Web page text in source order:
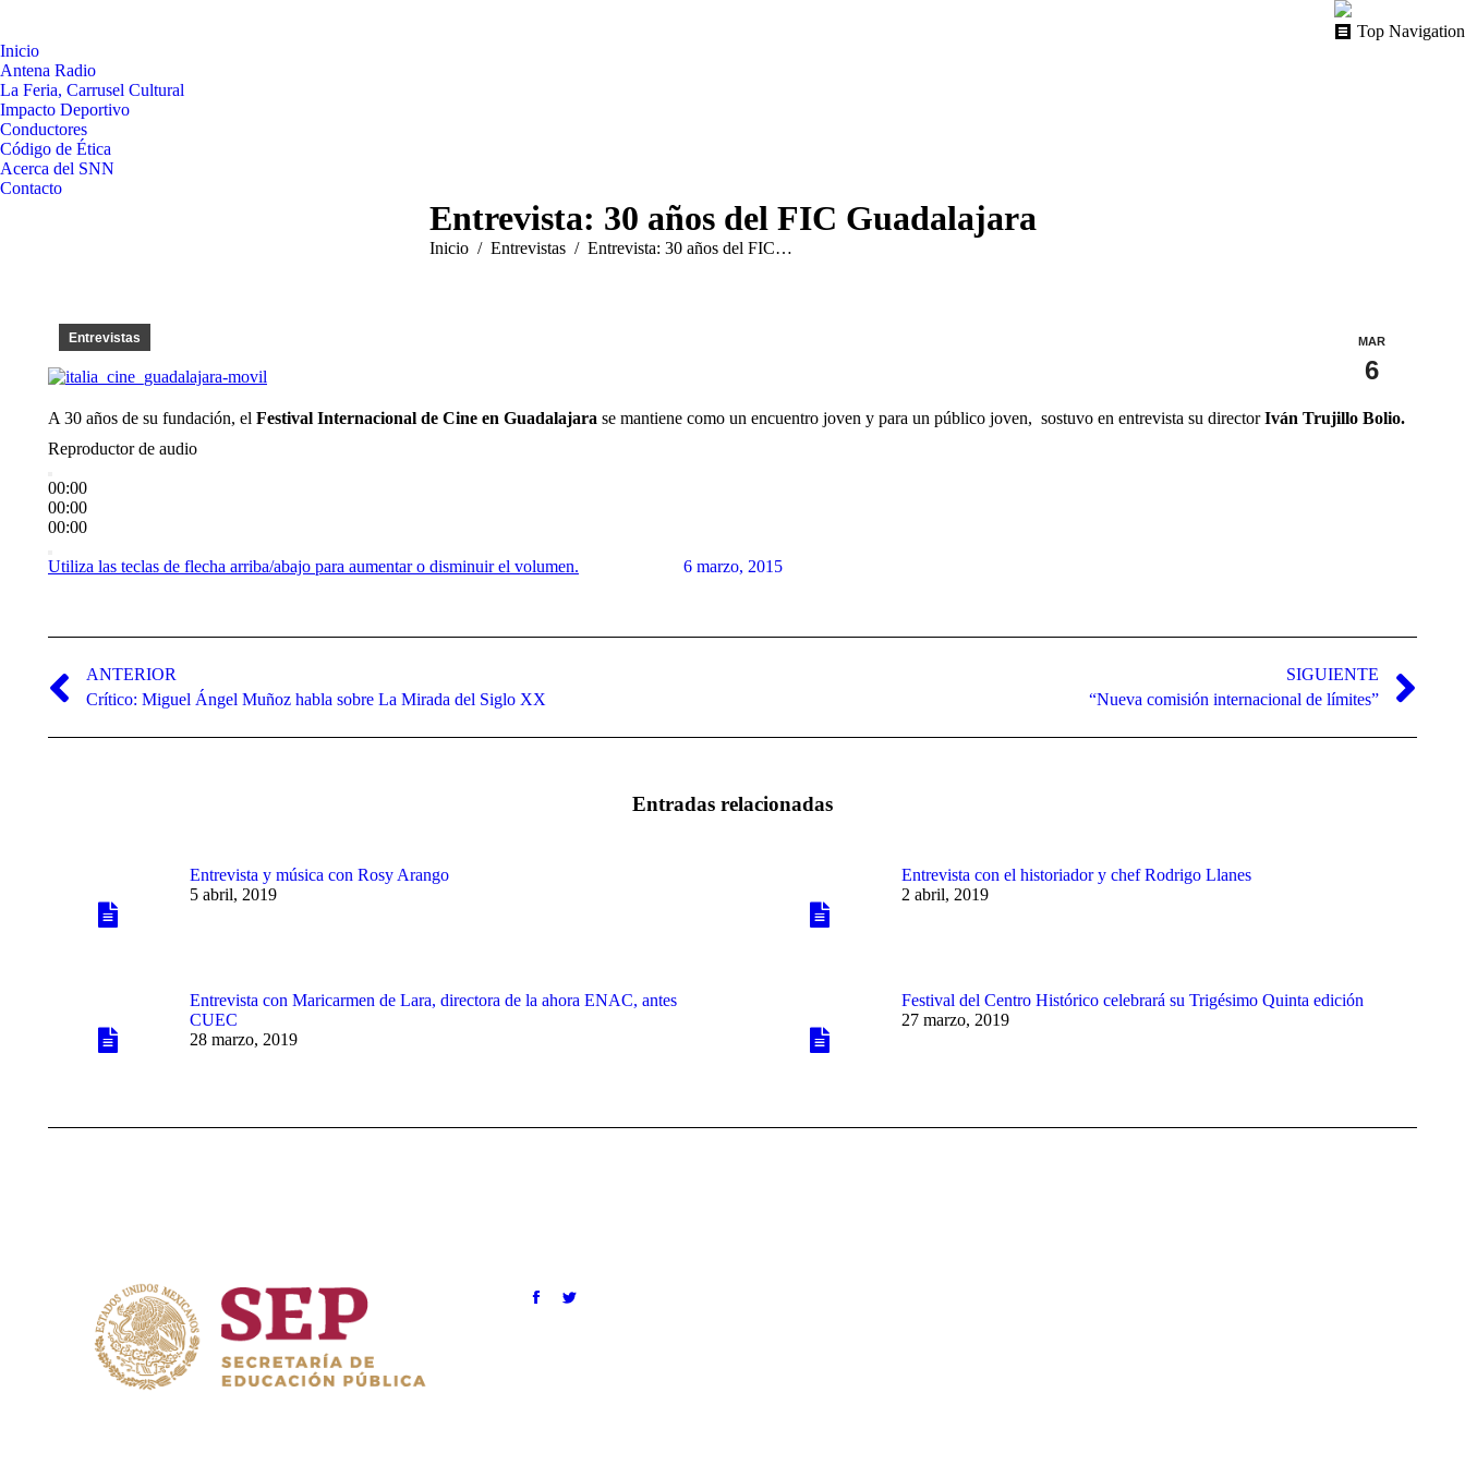
Top Navigation
Inicio
Antena Radio
La Feria, Carrusel Cultural
Impacto Deportivo
Conductores
Código de Ética
Acerca del SNN
Contacto
Entrevista: 30 años del FIC Guadalajara
Estás aquí:
Inicio Entrevistas Entrevista: 30 años del FIC…
MAR
6
Entrevistas
A 30 años de su fundación, el Festival Internacional de Cine en Guadalajara se mantiene como un encuentro joven y para un público joven, sostuvo en entrevista su directorIván Trujillo Bolio.
Reproductor de audio
00:00
00:00
00:00
Utiliza las teclas de flecha arriba/abajo para aumentar o disminuir el volumen. 6 marzo, 2015
entre
publicaciones
ANTERIOR
Publicación
Crítico: Miguel Ángel Muñoz habla sobre La Mirada del Siglo XX
SIGUIENTE
“Nueva comisión internacional de límites”
Entradas relacionadas
Entrevista y música con Rosy Arango
5 abril, 2019
Entrevista con el historiador y chef Rodrigo Llanes
2 abril, 2019
Entrevista con Maricarmen de Lara, directora de la ahora ENAC, antes
CUEC
28 marzo, 2019
Festival del Centro Histórico celebrará su Trigésimo Quinta edición
27 marzo, 2019